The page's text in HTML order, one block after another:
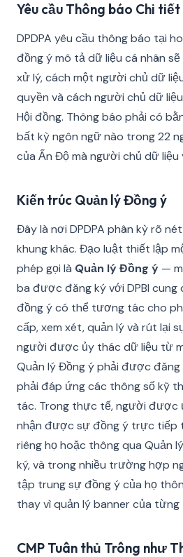
Yêu cầu Thông báo Chi tiết
DPDPA yêu cầu thông báo tại
đồng ý mô tả dữ liệu cá nhân
xử lý, cách một người chủ dữ
quyền và cách người chủ dữ
Hội đồng. Thông báo phải có
bất kỳ ngôn ngữ nào trong 22
của Ấn Độ mà người chủ dữ liệu
Kiến trúc Quản lý Đồng ý
Đây là nơi DPDPA phân kỳ rõ
khung khác. Đạo luật thiết lập
phép gọi là Quản lý Đồng ý —
ba được đăng ký với DPBI cung
đồng ý có thể tương tác cho
cấp, xem xét, quản lý và rút lại
người được ủy thác dữ liệu từ
Quản lý Đồng ý phải được đăng
phải đáp ứng các thông số kỹ
tác. Trong thực tế, người được
nhận được sự đồng ý trực tiếp
riêng họ hoặc thông qua Quản
ký, và trong nhiều trường hợp
tập trung sự đồng ý của họ
thay vì quản lý banner của
CMP Tuân thủ Trông như